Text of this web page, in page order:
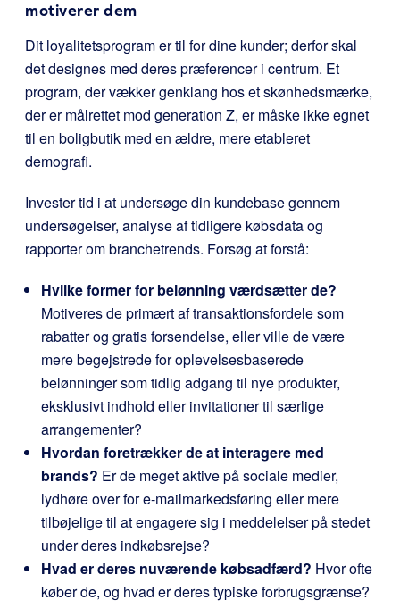
motiverer dem
Dit loyalitetsprogram er til for dine kunder; derfor skal
det designes med deres præferencer i centrum. Et
program, der vækker genklang hos et skønhedsmærke,
der er målrettet mod generation Z, er måske ikke egnet
til en boligbutik med en ældre, mere etableret
demografi.
Invester tid i at undersøge din kundebase gennem
undersøgelser, analyse af tidligere købsdata og
rapporter om branchetrends. Forsøg at forstå:
Hvilke former for belønning værdsætter de?
Motiveres de primært af transaktionsfordele som
rabatter og gratis forsendelse, eller ville de være
mere begejstrede for oplevelsesbaserede
belønninger som tidlig adgang til nye produkter,
eksklusivt indhold eller invitationer til særlige
arrangementer?
Hvordan foretrækker de at interagere med
brands? Er de meget aktive på sociale medier,
lydhøre over for e-mailmarkedsføring eller mere
tilbøjelige til at engagere sig i meddelelser på stedet
under deres indkøbsrejse?
Hvad er deres nuværende købsadfærd? Hvor ofte
køber de, og hvad er deres typiske forbrugsgrænse?